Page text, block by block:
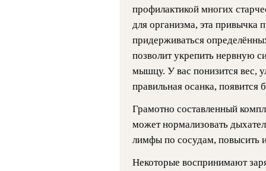
профилактикой многих
для организма, эта привычка
придерживаться
позволит укрепить нервную
мышцу. У вас понизится вес,
правильная осанка, появится
Грамотно составленный
может нормализовать
лимфы по сосудам, повысить
Некоторые воспринимают